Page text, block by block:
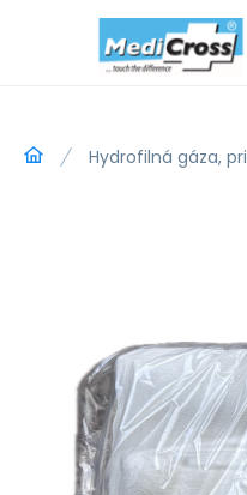
Hydrofilná gáza,